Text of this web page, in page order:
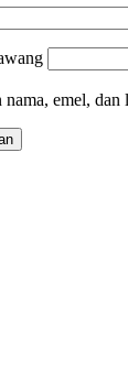
nama, emel, dan